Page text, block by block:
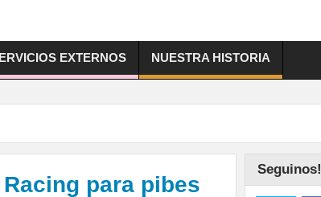
EXTERNOS NUESTRA HISTORIA
para pibes
Seguinos!